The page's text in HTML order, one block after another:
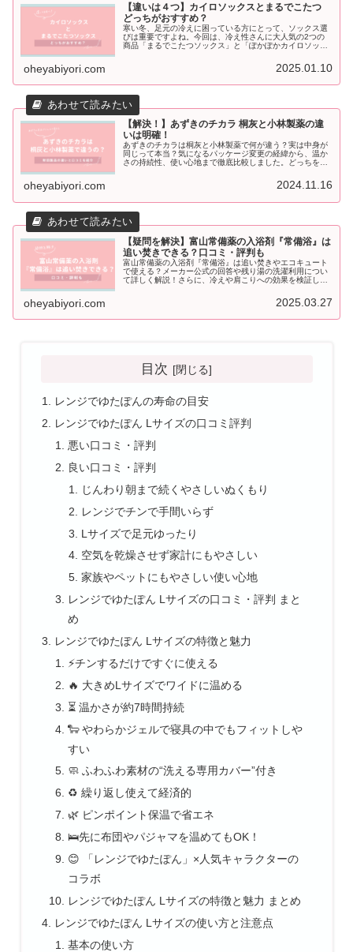
【違いは４つ】カイロソックスとまるでこたつ
どっちがおすすめ？
寒い冬、足元の冷えに困っている方にとって、ソックス選
びは重要ですよね。今回は、冷え性さんに大人気の2つの
商品「まるでこたつソックス」と「ぽかぽかカイロソック
oheyabiyori.com 2025.01.10
【解決！】あずきのチカラ 桐灰と小林製薬の違
いは明確！
あずきのチカラは桐灰と小林製薬で何が違う？実は中身が
同じって本当？気になるパッケージ変更の経緯から、温か
さの持続性、使い心地まで徹底比較しました。どっちを買
oheyabiyori.com 2024.11.16
【疑問を解決】富山常備薬の入浴剤『常備浴』は
追い焚きできる？口コミ・評判も
富山常備薬の入浴剤『常備浴』は追い焚きやエコキュート
で使える？メーカー公式の回答や残り湯の洗濯利用につい
て詳しく解説！さらに、冷えや肩こりへの効果を検証した
oheyabiyori.com 2025.03.27
目次
レンジでゆたぽんの寿命の目安
レンジでゆたぽん Lサイズの口コミ評判
悪い口コミ・評判
良い口コミ・評判
じんわり朝まで続くやさしいぬくもり
レンジでチンで手間いらず
Lサイズで足元ゆったり
空気を乾燥させず家計にもやさしい
家族やペットにもやさしい使い心地
レンジでゆたぽん Lサイズの口コミ・評判 まと
め
レンジでゆたぽん Lサイズの特徴と魅力
⚡チンするだけですぐに使える
🔥 大きめLサイズでワイドに温める
⏳ 温かさが約7時間持続
🐑 やわらかジェルで寝具の中でもフィットしや
すい
🧼 ふわふわ素材の“洗える専用カバー”付き
♻️ 繰り返し使えて経済的
🌿 ピンポイント保温で省エネ
🛌先に布団やパジャマを温めてもOK！
😊 「レンジでゆたぽん」×人気キャラクターの
コラボ
レンジでゆたぽん Lサイズの特徴と魅力 まとめ
レンジでゆたぽん Lサイズの使い方と注意点
基本の使い方